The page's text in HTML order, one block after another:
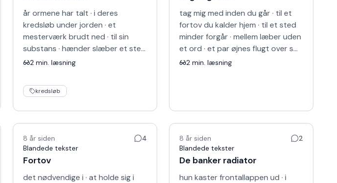
år ormene har talt · i deres
kredsløb under jorden · et
mesterværk brudt ned · til sin
substans · hænder slæber et sted
· til det er her · jeg har talt ormene
2 min. læsning
kredsløb
tag mig med inden du går · til et
fortov du kalder hjem · til et sted
minder forgår · mellem læber uden
et ord · et par øjnes flugt over smil
· tilbage til linjens logik · langs ve…
2 min. læsning
8 år siden
4
Blandede tekster
Fortov
det nødvendige i · at holde sig i
8 år siden
2
Blandede tekster
De banker radiator
hun kaster frontallappen ud · i